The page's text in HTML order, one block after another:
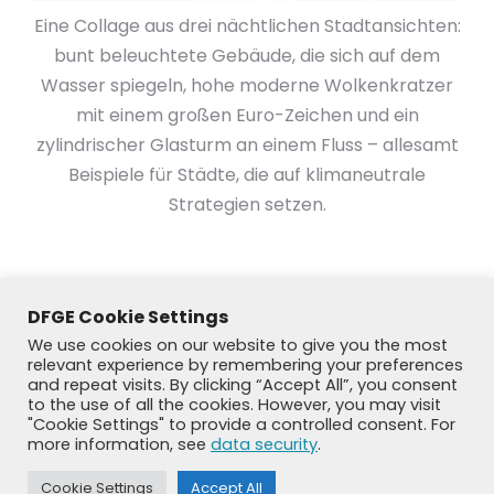
Eine Collage aus drei nächtlichen Stadtansichten:
bunt beleuchtete Gebäude, die sich auf dem
Wasser spiegeln, hohe moderne Wolkenkratzer
mit einem großen Euro-Zeichen und ein
zylindrischer Glasturm an einem Fluss – allesamt
Beispiele für Städte, die auf klimaneutrale
Strategien setzen.
© DFGE 2026. All rights reserved.
DFGE Cookie Settings
We use cookies on our website to give you the most
relevant experience by remembering your preferences
and repeat visits. By clicking “Accept All”, you consent
to the use of all the cookies. However, you may visit
"Cookie Settings" to provide a controlled consent. For
more information, see data security.
Cookie Settings Accept All